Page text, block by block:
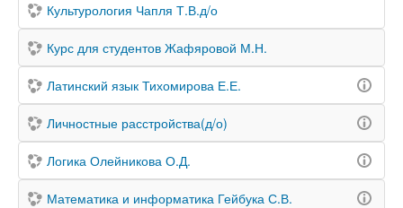
Культурология Чапля Т.В.д/о
Курс для студентов Жафяровой М.Н.
Латинский язык Тихомирова Е.Е.
Личностные расстройства(д/о)
Логика Олейникова О.Д.
Математика и информатика Гейбука С.В.